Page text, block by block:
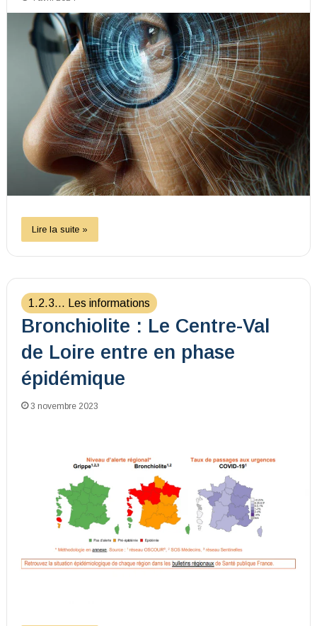
Lire la suite »
1.2.3... Les informations
Bronchiolite : Le Centre-Val
de Loire entre en phase
épidémique
3 novembre 2023